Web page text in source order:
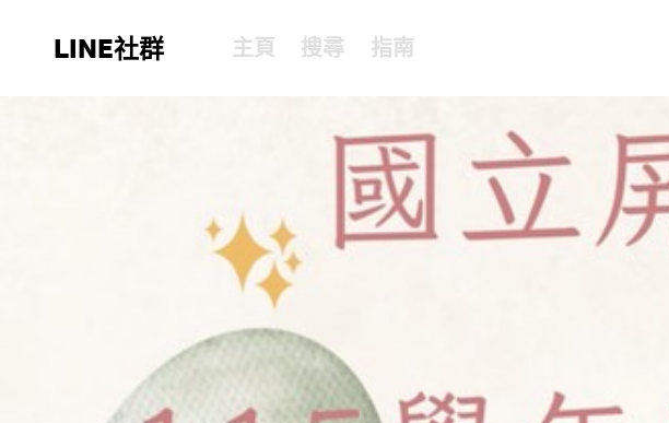
LINE社群 主頁 搜尋 指南